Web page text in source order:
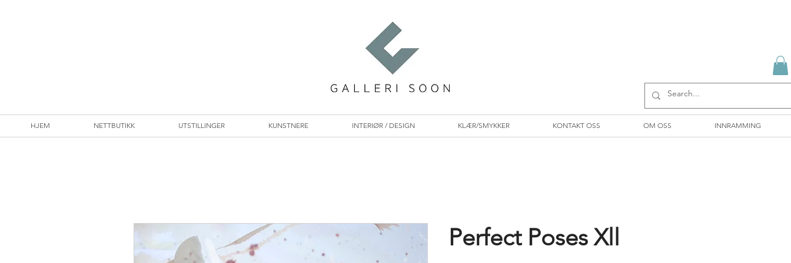
HJEM NETTBUTIKK UTSTILLINGER KUNSTNERE INTERIØR / DESIGN KLÆR/SMYKKER KONTAKT OSS OM OSS INNRAMMING
Perfect Poses Xll